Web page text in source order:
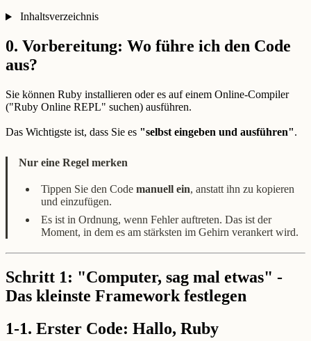
Inhaltsverzeichnis
0. Vorbereitung: Wo führe ich den Code
aus?
Sie können Ruby installieren oder es auf einem Online-Compiler
("Ruby Online REPL" suchen) ausführen.
Das Wichtigste ist, dass Sie es "selbst eingeben und ausführen".
Nur eine Regel merken
Tippen Sie den Code manuell ein, anstatt ihn zu kopieren
und einzufügen.
Es ist in Ordnung, wenn Fehler auftreten. Das ist der
Moment, in dem es am stärksten im Gehirn verankert wird.
Schritt 1: "Computer, sag mal etwas" -
Das kleinste Framework festlegen
1-1. Erster Code: Hallo, Ruby